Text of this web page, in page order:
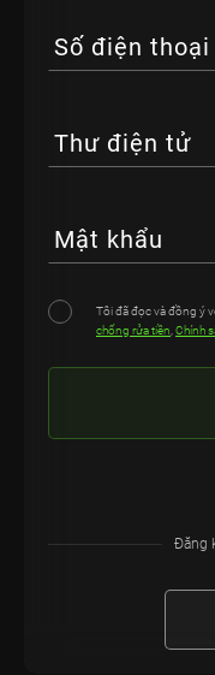
Số điện thoại
Thư điện tử
Mật khẩu
Tôi đã đọc và đồng ý
chống rửa tiền Chính
Đăng